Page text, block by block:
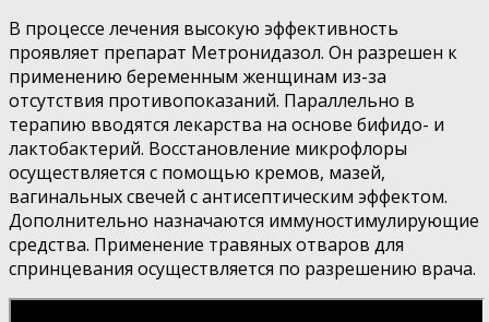
В процессе лечения высокую эффективность
проявляет препарат Метронидазол. Он разрешен к
применению беременным женщинам из-за
отсутствия противопоказаний. Параллельно в
терапию вводятся лекарства на основе бифидо- и
лактобактерий. Восстановление микрофлоры
осуществляется с помощью кремов, мазей,
вагинальных свечей с антисептическим эффектом.
Дополнительно назначаются иммуностимулирующие
средства. Применение травяных отваров для
спринцевания осуществляется по разрешению врача.